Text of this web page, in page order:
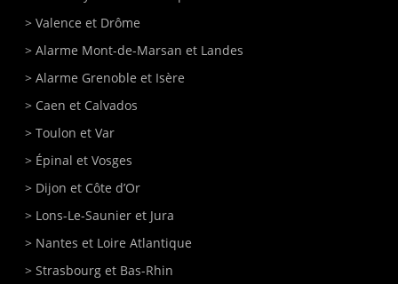
>Valence et Drôme
>Alarme Mont-de-Marsan et Landes
>Alarme Grenoble et Isère
> Caen et Calvados
>Toulon et Var
> Épinal et Vosges
> Dijon et Côte d’Or
> Lons-Le-Saunier et Jura
> Nantes et Loire Atlantique
>Strasbourg et Bas-Rhin